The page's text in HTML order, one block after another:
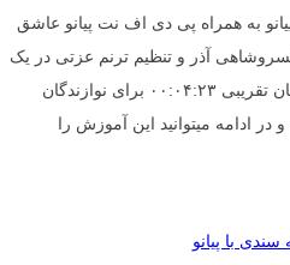
به همراه پی دی اف نت پیانو عاشق
آذر و تنظیم ترنم عزتی در یک
ویدیو آموزشی با فرمت MP4 و زمان تقریبی ۰۰:۰۴:۲۳ برای نوازندگان
ادامه میتوانید این آموزش را